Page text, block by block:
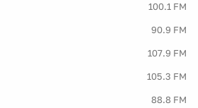
100.1 FM
90.9 FM
107.9 FM
105.3 FM
88.8 FM